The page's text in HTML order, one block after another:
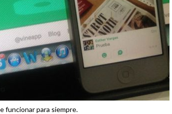
funcionar para siempre.